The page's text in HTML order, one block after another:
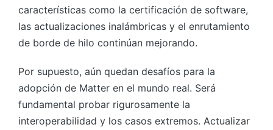
características como la certificación de software,
las actualizaciones inalámbricas y el enrutamiento
de borde de hilo continúan mejorando.
Por supuesto, aún quedan desafíos para la
adopción de Matter en el mundo real. Será
fundamental probar rigurosamente la
interoperabilidad y los casos extremos. Actualizar